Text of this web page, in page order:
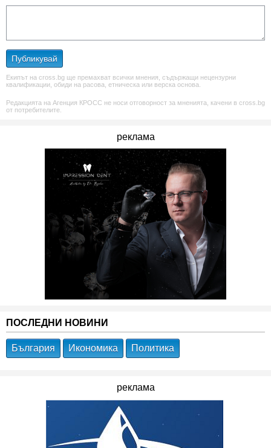
Публикувай
Екипът на cross.bg ще премахват всички мнения, съдържащи нецензурни
квалификации, обиди на расова, етническа или верска основа.
Редакцията на Агенция КРОСС не носи отговорност за мненията, качени в cross.bg
от потребителите.
реклама
ПОСЛЕДНИ НОВИНИ
България Икономика Политика
реклама